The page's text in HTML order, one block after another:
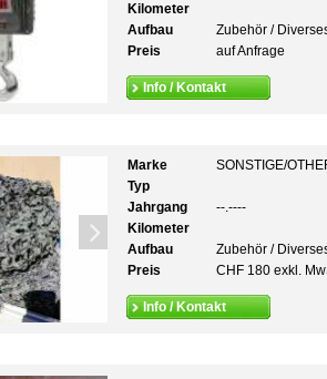
Kilometer
Aufbau
Zubehör /
Preis
auf Anfrage
Info / Kontakt
Marke
SONSTIGE/
Typ
Jahrgang
--.----
Kilometer
Aufbau
Zubehör /
Preis
CHF 180 exkl.
Info / Kontakt